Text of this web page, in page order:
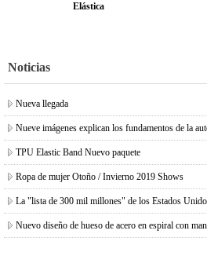
Elástica
Noticias
Nueva llegada
Nueve imágenes explican los fundamentos de la
TPU Elastic Band Nuevo paquete
Ropa de mujer Otoño / Invierno 2019 Shows